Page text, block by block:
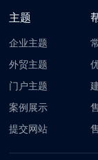
主题
企业主题
外贸主题
门户主题
案例展示
提交网站